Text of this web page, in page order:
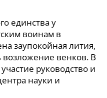
единства у
воинам в
заупокойная лития,
возложение венков. В
руководство и
науки и